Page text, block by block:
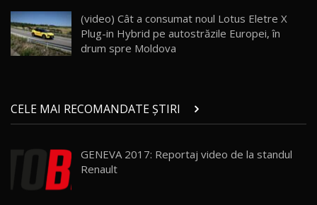
AutoBlog.MD
23:36
20
Noul ZEEKR 7X / Test Drive AutoBlog.MD
29:08
21
Micul BYD Dolphin Surf / Test Drive
AutoBlog.MD
16:59
Noua Mazda 6e / Test Drive AutoBlog.MD
26:59
(video) Cât a consumat noul Lotus Eletre X
Plug-in Hybrid pe autostrăzile Europei, în
drum spre Moldova
CELE MAI RECOMANDATE ȘTIRI
GENEVA 2017: Reportaj video de la standul
Renault